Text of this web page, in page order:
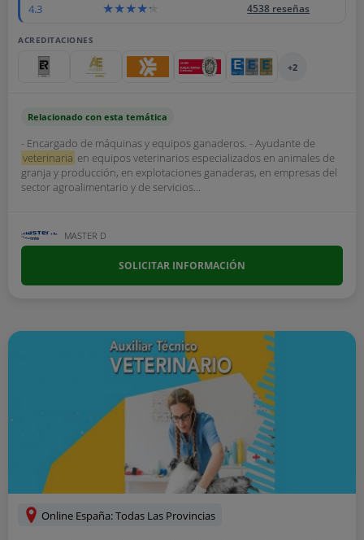
4.3 4538 reseñas
ACREDITACIONES
+2
Relacionado con esta temática
- Encargado de máquinas y equipos ganaderos. - Ayudante de
veterinaria en equipos veterinarios especializados en animales de
granja y producción, en explotaciones ganaderas, en empresas del
sector agroalimentario y de servicios...
MASTER D
SOLICITAR INFORMACIÓN
Online España: Todas Las Provincias